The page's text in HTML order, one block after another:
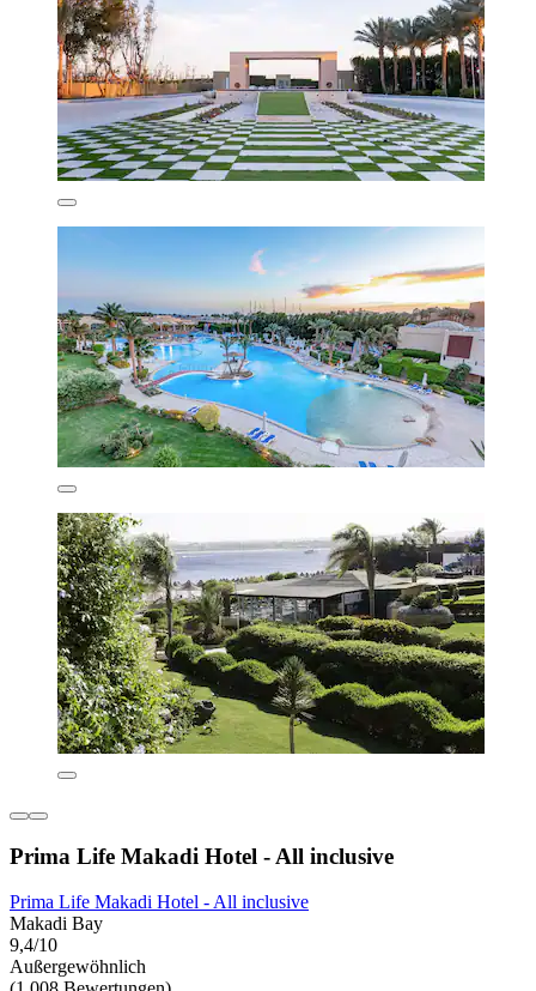
Prima Life Makadi Hotel - All inclusive
Prima Life Makadi Hotel - All inclusive
Makadi Bay
9,4/10
Außergewöhnlich